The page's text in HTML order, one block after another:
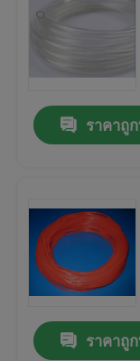
ราคาถู
ราคาถู